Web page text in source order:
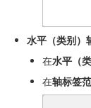
水平（类别）
在水平（
在轴标签